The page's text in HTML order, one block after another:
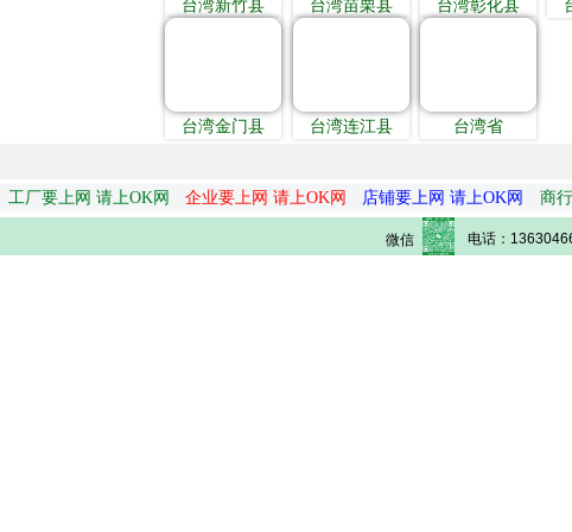
台湾新竹县 台湾苗栗县 台湾彰化县
台湾金门县 台湾连江县
台湾省
工厂要上网 请上OK网
企业要上网 请上OK网 店铺要上网 请上OK网 商
微信 电话：